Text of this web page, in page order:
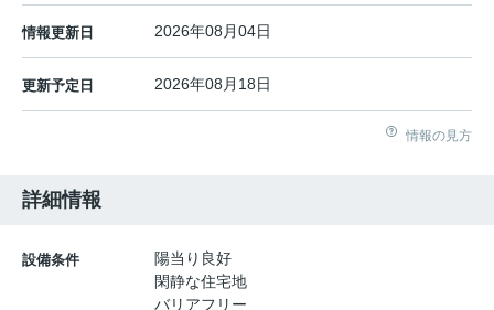
情報更新日 2026年08月04日
更新予定日 2026年08月18日
情報の見方
詳細情報
設備条件
陽当り良好
閑静な住宅地
バリアフリー